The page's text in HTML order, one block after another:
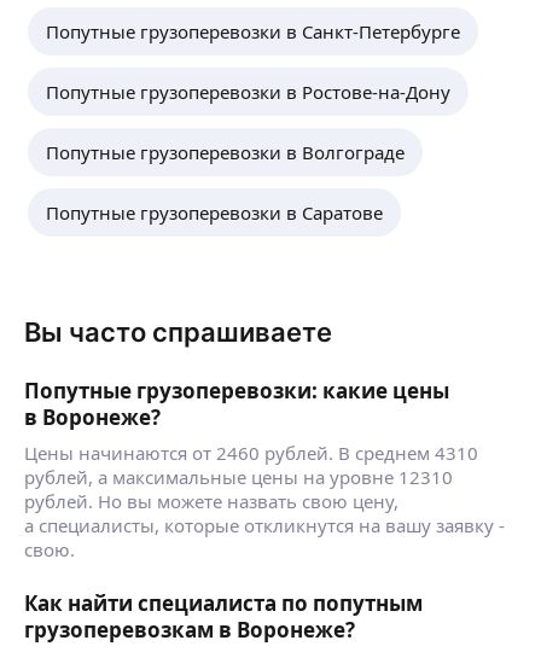
Попутные грузоперевозки в Санкт-Петербурге
Попутные грузоперевозки в Ростове-на-Дону
Попутные грузоперевозки в Волгограде
Попутные грузоперевозки в Саратове
Вы часто спрашиваете
Попутные грузоперевозки: какие цены
в Воронеже?
Цены начинаются от 2460 рублей. В среднем 4310
рублей, а максимальные цены на уровне 12310
рублей. Но вы можете назвать свою цену,
а специалисты, которые откликнутся на вашу заявку -
свою.
Как найти специалиста по попутным
грузоперевозкам в Воронеже?